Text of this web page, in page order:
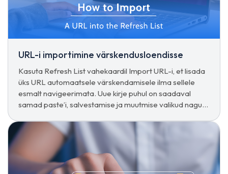
URL-i importimine värskendusloendisse
Kasuta Refresh List vahekaardil Import URL-i, et lisada
üks URL automaatsele värskendamisele ilma sellele
esmalt navigeerimata. Uue kirje puhul on saadaval
samad paste’i, salvestamise ja muutmise valikud nagu